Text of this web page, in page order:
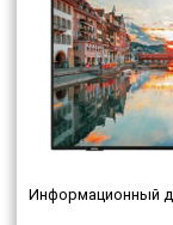
Информационный